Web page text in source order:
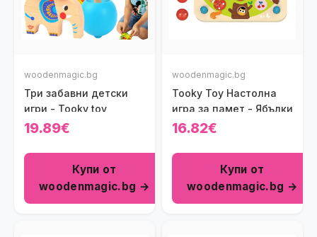
woodenmagic.bg
Три забавни детски
игри - Tooky toy
19.89€
Купи от
woodenmagic.bg →
woodenmagic.bg
Tooky Toy Настолна
игра за памет - Ябълки
16.82€
Купи от
woodenmagic.bg →